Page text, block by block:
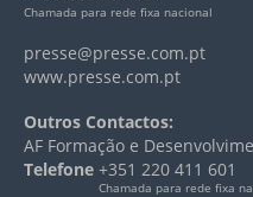
Chamada para rede fixa nacional
presse@presse.com.pt
www.presse.com.pt
Outros Contactos:
AF Formação e
Telefone +351 220 411 601
Chamada para rede fixa